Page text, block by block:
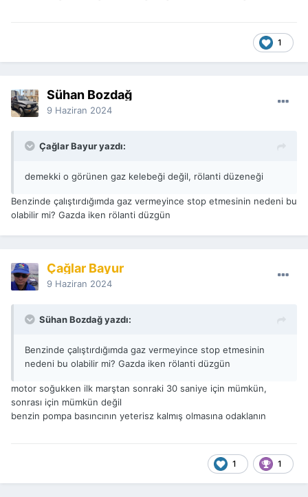
1
Sühan Bozdağ
9 Haziran 2024
Çağlar Bayur yazdı:
demekki o görünen gaz kelebeği değil, rölanti düzeneği
Benzinde çalıştırdığımda gaz vermeyince stop etmesinin nedeni bu
olabilir mi? Gazda iken rölanti düzgün
Çağlar Bayur
9 Haziran 2024
Sühan Bozdağ yazdı:
Benzinde çalıştırdığımda gaz vermeyince stop etmesinin
nedeni bu olabilir mi? Gazda iken rölanti düzgün
motor soğukken ilk marştan sonraki 30 saniye için mümkün,
sonrası için mümkün değil
benzin pompa basıncının yeterisz kalmış olmasına odaklanın
1 1